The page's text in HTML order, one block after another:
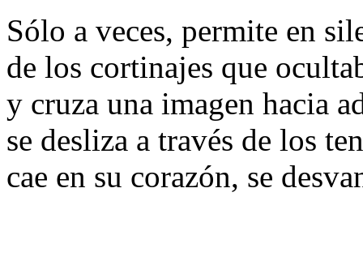
Sólo a veces, permite en
de los cortinajes que
y cruza una imagen hacia
se desliza a través de los
cae en su corazón, se